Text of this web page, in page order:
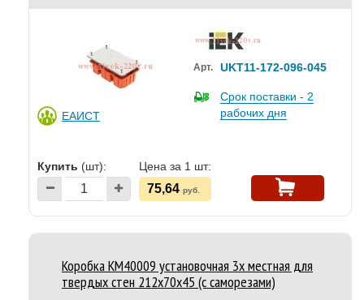
ЕАИСТ
Арт. UKT11-172-096-045
Срок поставки - 2
рабочих дня
Купить (шт): Цена за 1 шт:
75,64 руб.
Коробка КМ40009 установочная 3х местная для
твердых стен 212х70х45 (с саморезами)